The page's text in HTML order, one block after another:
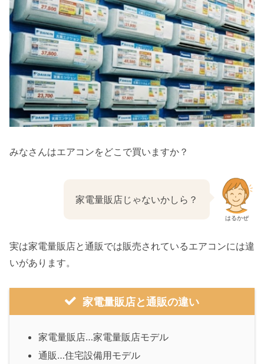
みなさんはエアコンをどこで買いますか？
はるかぜ
家電量販店じゃないかしら？
実は家電量販店と通販では販売されているエアコンには違
いがあります。
家電量販店と通販の違い
家電量販店…家電量販店モデル
通販…住宅設備用モデル